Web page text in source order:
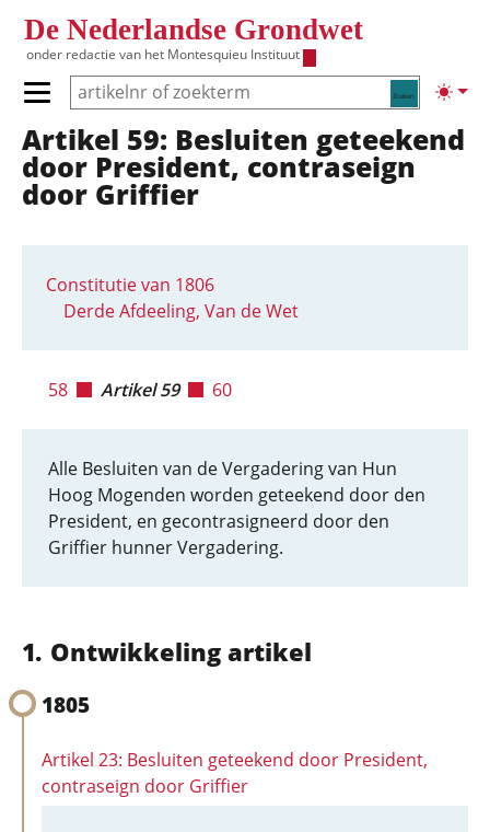
De Nederlandse Grondwet
onder redactie van het Montesquieu Instituut
Zoeken
Primair menu tonen/verbergen
Hoofdnavigatie
Artikel 59: Besluiten geteekend
door President, contraseign
door Griffier
Constitutie van 1806
Derde Afdeeling, Van de Wet
58 Artikel 59 60
Alle Besluiten van de Vergadering van Hun
Hoog Mogenden worden geteekend door den
President, en gecontrasigneerd door den
Griffier hunner Vergadering.
Ontwikkeling artikel
1805
Artikel 23: Besluiten geteekend door President,
contraseign door Griffier